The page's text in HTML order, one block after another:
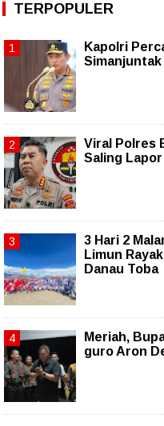
TERPOPULER
Kapolri
Viral Polres
Saling Lapor
3 Hari 2
Limun
Danau Toba
Meriah,
guro Aron